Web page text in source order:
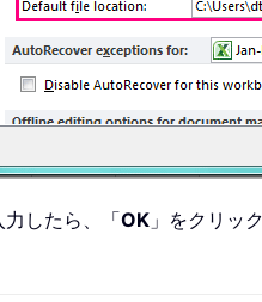
したら、「OK 」をクリッ